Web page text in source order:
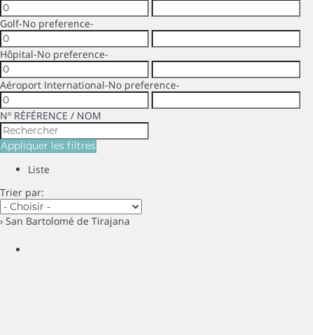
Golf-No preference-
Hôpital-No preference-
Aéroport International-No preference-
Nº RÉFÉRENCE / NOM
Appliquer les filtres
Liste
Trier par:
› San Bartolomé de Tirajana